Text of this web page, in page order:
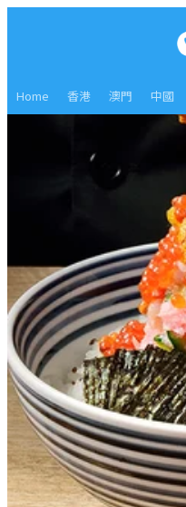
Home 香港 澳門 中國